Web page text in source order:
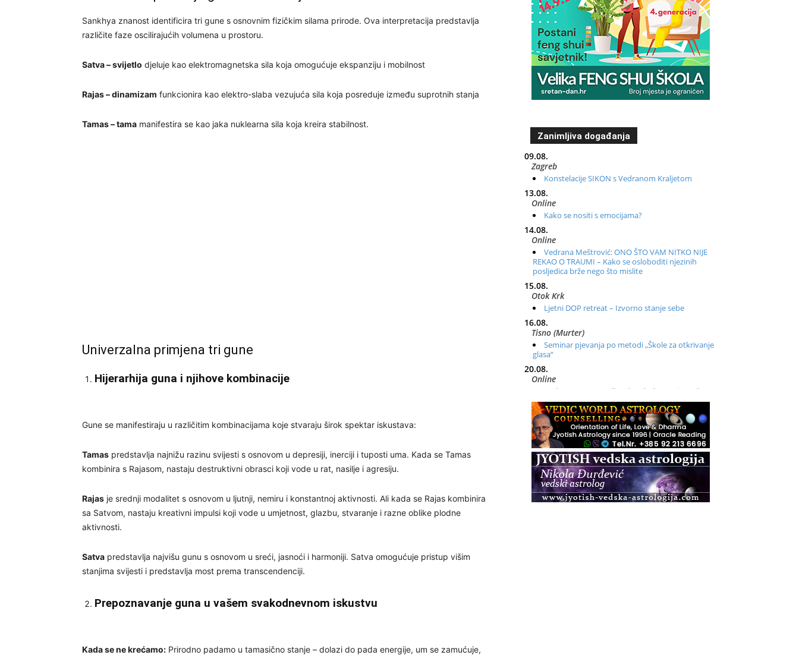
Sankhya znanost identificira tri gune s osnovnim fizičkim silama prirode. Ova interpretacija predstavlja
različite faze oscilirajućih volumena u prostoru.
Satva – svijetlo djeluje kao elektromagnetska sila koja omogućuje ekspanziju i mobilnost
Rajas – dinamizam funkcionira kao elektro-slaba vezujuća sila koja posreduje između suprotnih stanja
Tamas – tama manifestira se kao jaka nuklearna sila koja kreira stabilnost.
Univerzalna primjena tri gune
Hijerarhija guna i njihove kombinacije
Gune se manifestiraju u različitim kombinacijama koje stvaraju širok spektar iskustava:
Tamas predstavlja najnižu razinu svijesti s osnovom u depresiji, inerciji i tuposti uma. Kada se Tamas
kombinira s Rajasom, nastaju destruktivni obrasci koji vode u rat, nasilje i agresiju.
Rajas je srednji modalitet s osnovom u ljutnji, nemiru i konstantnoj aktivnosti. Ali kada se Rajas kombinira
sa Satvom, nastaju kreativni impulsi koji vode u umjetnost, glazbu, stvaranje i razne oblike plodne
aktivnosti.
Satva predstavlja najvišu gunu s osnovom u sreći, jasnoći i harmoniji. Satva omogućuje pristup višim
stanjima svijesti i predstavlja most prema transcendenciji.
Prepoznavanje guna u vašem svakodnevnom iskustvu
Kada se ne krećamo: Prirodno padamo u tamasično stanje – dolazi do pada energije, um se zamućuje,
Zanimljiva događanja
09.08.
Zagreb
Konstelacije SIKON s Vedranom Kraljetom
13.08.
Online
Kako se nositi s emocijama?
14.08.
Online
Vedrana Meštrović: ONO ŠTO VAM NITKO NIJE
REKAO O TRAUMI – Kako se osloboditi njezinih
posljedica brže nego što mislite
15.08.
Otok Krk
Ljetni DOP retreat – Izvorno stanje sebe
16.08.
Tisno (Murter)
Seminar pjevanja po metodi „Škole za otkrivanje
glasa“
20.08.
Online
Radionica: Pomagači iz drugih dimenzija Online –
otvoreno za sve
21.08.
Zagreb+Online
Osnovni ThetaHealing® tečaj, Zagreb i Online
22.08.
Pula
Access BARS®, otpusti stres
23.08.
Pula